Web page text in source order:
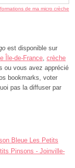
de ma micro crèche
est disponible sur
Île-de-France crèche
ou vous avez apprécié
bookmarks, voter
pas la diffuser par
Bleue Les Petits
sur-Marne
Pinsons - Joinville-